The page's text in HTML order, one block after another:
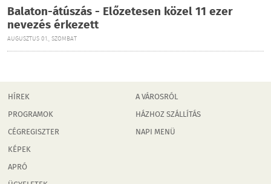
Balaton-átúszás - Előzetesen közel 11 ezer
nevezés érkezett
AUGUSZTUS 01., SZOMBAT
HÍREK
PROGRAMOK
CÉGREGISZTER
KÉPEK
APRÓ
A VÁROSRÓL
HÁZHOZ SZÁLLÍTÁS
NAPI MENÜ